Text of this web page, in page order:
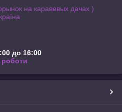
на каравевых дачах )
до 16:00
роботи